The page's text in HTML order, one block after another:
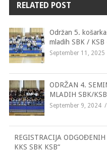
RELATED POST
Održan 5.
mladih SBK /
September 11, 2025
ODRŽAN 4.
MLADIH SBK/KSB
September 9, 2024
REGISTRACIJA
KKS SBK KSB“